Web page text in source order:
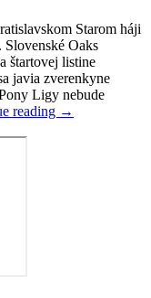
Starom háji
Slovenské Oaks
štartovej listine
javia zverenkyne
Ligy nebude
reading →